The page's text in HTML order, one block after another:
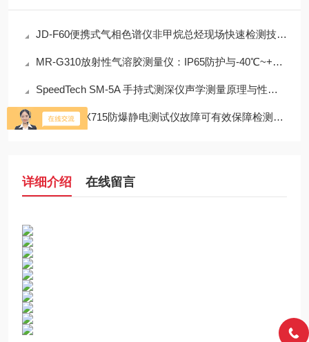
JD-F60便携式气相色谱仪非甲烷总烃现场快速检测技术方案
MR-G310放射性气溶胶测量仪：IP65防护与-40℃~+50℃宽温工作能力
SpeedTech SM-5A 手持式测深仪声学测量原理与性能分析
科学处置EX715防爆静电测试仪故障可有效保障检测工作正常开展
详细介绍 在线留言